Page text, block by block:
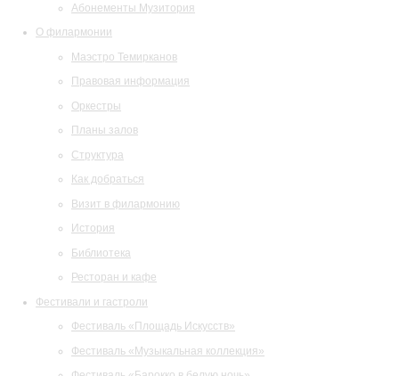
Абонементы Музитория
О филармонии
Маэстро Темирканов
Правовая информация
Оркестры
Планы залов
Структура
Как добраться
Визит в филармонию
История
Библиотека
Ресторан и кафе
Фестивали и гастроли
Фестиваль «Площадь Искусств»
Фестиваль «Музыкальная коллекция»